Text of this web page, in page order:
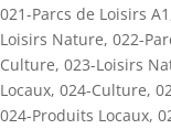
021-Parcs de Loisirs A1
Loisirs Nature, 022-
Culture, 023-Loisirs
Locaux, 024-Culture,
024-Produits Locaux,